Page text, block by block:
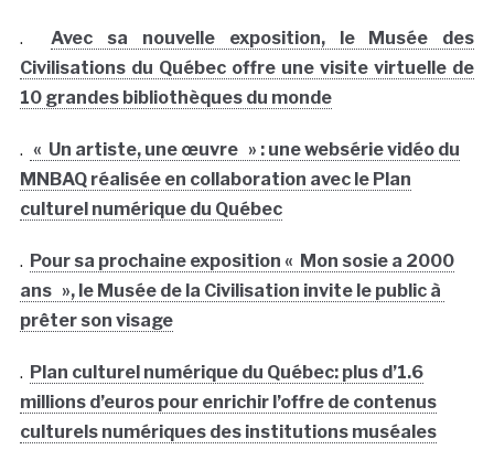
.Avec sa nouvelle exposition, le Musée des
Civilisations du Québec offre une visite virtuelle de
10 grandes bibliothèques du monde
. « Un artiste, une œuvre » : une websérie vidéo du
MNBAQ réalisée en collaboration avec le Plan
culturel numérique du Québec
. Pour sa prochaine exposition « Mon sosie a 2000
ans », le Musée de la Civilisation invite le public à
prêter son visage
. Plan culturel numérique du Québec: plus d’1.6
millions d’euros pour enrichir l’offre de contenus
culturels numériques des institutions muséales